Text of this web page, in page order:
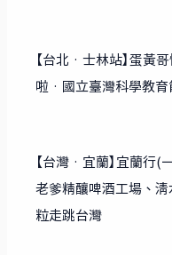
【台北‧士林站】蛋黃
啦‧國立臺灣科學教育
【台灣‧宜蘭】宜蘭行(
老爹精釀啤酒工場、清
粒走跳台灣